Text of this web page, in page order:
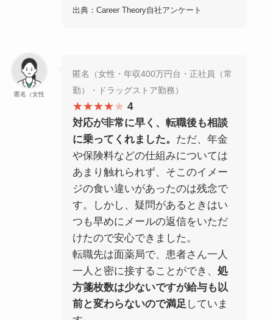
出典：Career Theory自社アンケート
匿名（女性
匿名（女性・年収400万円台・正社員（常
勤）・ドラッグストア勤務）
★★★★★ 4
対応が非常に早く、転職後も相談
に乗ってくれました。 ただ、年金
や保険料などの仕組みについては
あまり触れられず、そこのイメー
ジの食い違いがあったのは残念で
す。しかし、疑問があるときはい
つも早めにメールの返信をいただ
けたので安心できました。
転職先は面薬局で、患者さん一人
一人と密に接することができ、 処
方箋枚数は少ないですが給与も以
前と変わらないので満足 していま